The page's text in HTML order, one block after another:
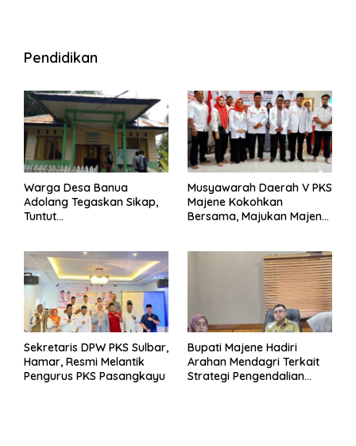
Pendidikan
Warga Desa Banua
Adolang Tegaskan Sikap,
Tuntut
Musyawarah Daerah V PKS
Majene Kokohkan
Bersama, Majukan Majene
Sekretaris DPW PKS Sulbar,
Hamar, Resmi Melantik
Pengurus PKS Pasangkayu
Bupati Majene Hadiri
Arahan Mendagri Terkait
Strategi Pengendalian